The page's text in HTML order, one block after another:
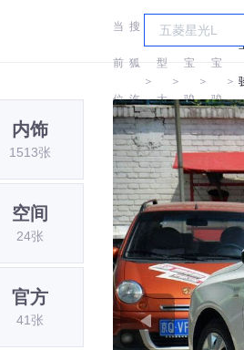
当
前
位
置:
搜
狐
汽
车
＞
车
型
大
全
＞
宝
骏
＞
宝
骏
＞
内饰
1513张
空间
24张
官方
41张